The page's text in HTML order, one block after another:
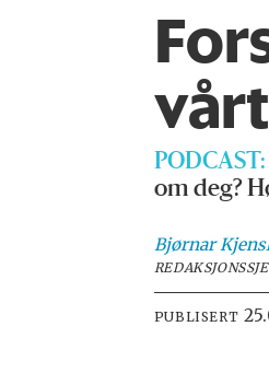
PODCAST:
om deg?
Bjørnar
PUBLISERT